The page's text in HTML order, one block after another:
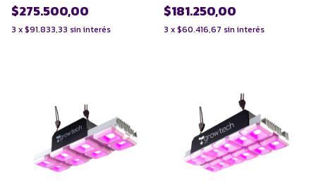
$275.500,00
3 x$91.833,33 sin interés
$181.250,00
3 x$60.416,67 sin interés